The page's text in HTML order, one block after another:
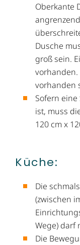
Oberkante
Dusche
groß sein.
vorhanden.
vorhanden
Sofern
ist, muss
120 cm x
Küche:
Die
(zwischen
Wege) darf
Die